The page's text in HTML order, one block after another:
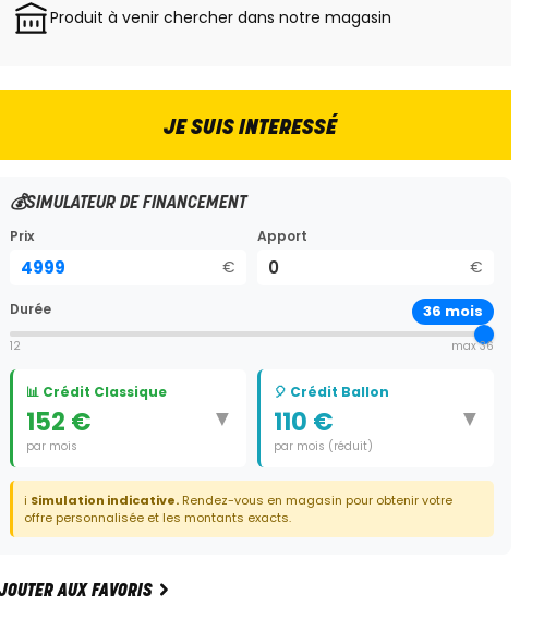
Produit à venir chercher dans notre magasin
JE SUIS INTERESSÉ
💰SIMULATEUR DE FINANCEMENT
Prix
€
Apport
€
Durée 36 mois
12 max 36
📊 Crédit Classique
152 €
par mois
▼
Durée: 36 mois
🎈 Crédit Ballon
110 €
par mois (réduit)
▼
Durée:
35 mois
Dernier paiement:
1 750 €
ℹ️ Simulation indicative. Rendez-vous en magasin pour obtenir votre
offre personnalisée et les montants exacts.
AUX FAVORIS